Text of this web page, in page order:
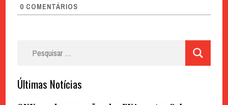
0 COMENTÁRIOS
Últimas Notícias